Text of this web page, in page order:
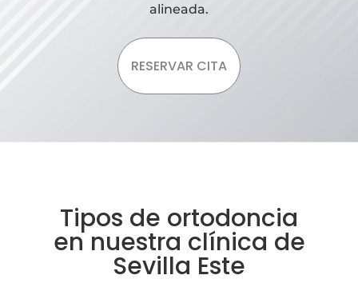
alineada.
RESERVAR CITA
Tipos de ortodoncia
en nuestra clínica de
Sevilla Este